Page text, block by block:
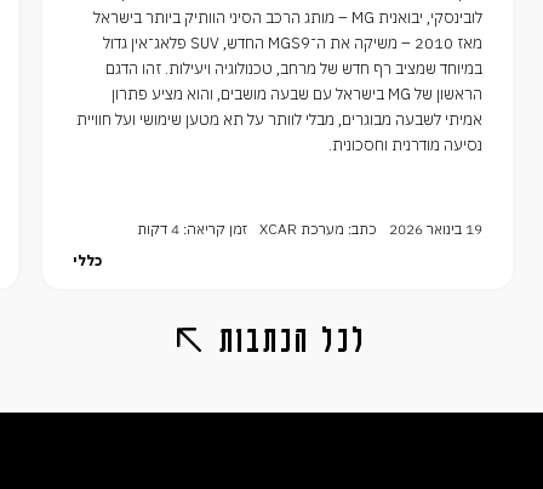
לובינסקי, יבואנית MG – מותג הרכב הסיני הוותיק ביותר בישראל
מאז 2010 – משיקה את ה־MGS9 החדש, SUV פלאג־אין גדול
במיוחד שמציב רף חדש של מרחב, טכנולוגיה ויעילות. זהו הדגם
הראשון של MG בישראל עם שבעה מושבים, והוא מציע פתרון
אמיתי לשבעה מבוגרים, מבלי לוותר על תא מטען שימושי ועל חוויית
נסיעה מודרנית וחסכונית.
19 בינואר 2026 כתב: מערכת XCAR
זמן קריאה: 4 דקות
כללי
לכל הכתבות